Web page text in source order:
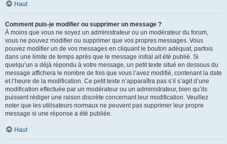
Haut
Comment puis-je modifier ou supprimer un message ?
À moins que vous ne soyez un administrateur ou un modérateur du forum,
vous ne pouvez modifier ou supprimer que vos propres messages. Vous
pouvez modifier un de vos messages en cliquant le bouton adéquat, parfois
dans une limite de temps après que le message initial ait été publié. Si
quelqu’un a déjà répondu à votre message, un petit texte situé en dessous du
message affichera le nombre de fois que vous l’avez modifié, contenant la date
et l’heure de la modification. Ce petit texte n’apparaîtra pas s’il s’agit d’une
modification effectuée par un modérateur ou un administrateur, bien qu’ils
puissent rédiger une raison discrète concernant leur modification. Veuillez
noter que les utilisateurs normaux ne peuvent pas supprimer leur propre
message si une réponse a été publiée.
Haut